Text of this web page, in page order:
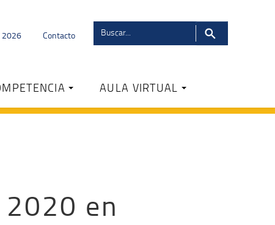
2026 Contacto
AULA VIRTUAL
en